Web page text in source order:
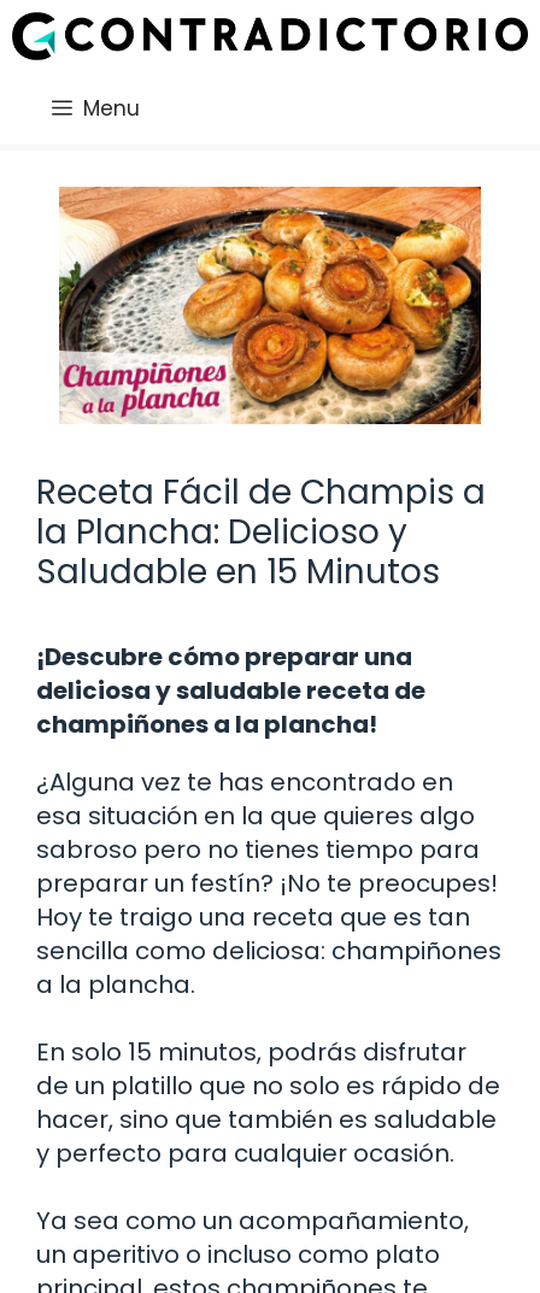
Saltar
al
Menu
Receta Fácil de Champis a
la Plancha: Delicioso y
Saludable en 15 Minutos
¡Descubre cómo preparar una
deliciosa y saludable receta de
champiñones a la plancha!
¿Alguna vez te has encontrado en
esa situación en la que quieres algo
sabroso pero no tienes tiempo para
preparar un festín? ¡No te preocupes!
Hoy te traigo una receta que es tan
sencilla como deliciosa: champiñones
a la plancha.
En solo 15 minutos, podrás disfrutar
de un platillo que no solo es rápido de
hacer, sino que también es saludable
y perfecto para cualquier ocasión.
Ya sea como un acompañamiento,
un aperitivo o incluso como plato